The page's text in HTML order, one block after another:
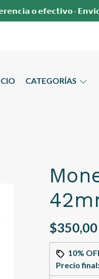
𝗼 𝗲𝗳𝗲𝗰𝘁𝗶𝘃𝗼 ·
CATEGORÍAS
$350,00
10%
Precio final: